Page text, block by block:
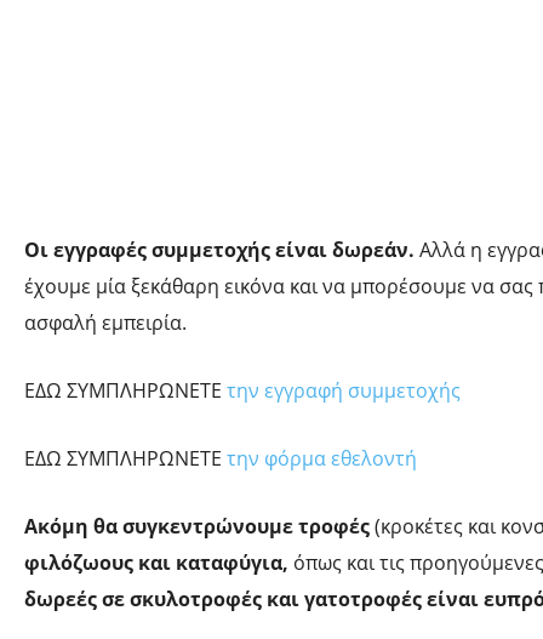
Οι εγγραφές συμμετοχής είναι δωρεάν. Αλλά η
έχουμε μία ξεκάθαρη εικόνα και να μπορέσουμε να σας
ασφαλή εμπειρία.
ΕΔΩ ΣΥΜΠΛΗΡΩΝΕΤΕ την εγγραφή συμμετοχής
ΕΔΩ ΣΥΜΠΛΗΡΩΝΕΤΕ την φόρμα εθελοντή
Ακόμη θα συγκεντρώνουμε τροφές(κροκέτες και
φιλόζωους και καταφύγια, όπως και τις
δωρεές σε σκυλοτροφές και γατοτροφές είναι